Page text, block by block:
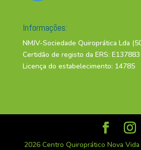
Informações:
NMJV-Sociedade Quiroprática Lda
Certidão de registo da ERS: E137883
Licença do estabelecimento: 14785
2026 Centro Quiroprático Nova